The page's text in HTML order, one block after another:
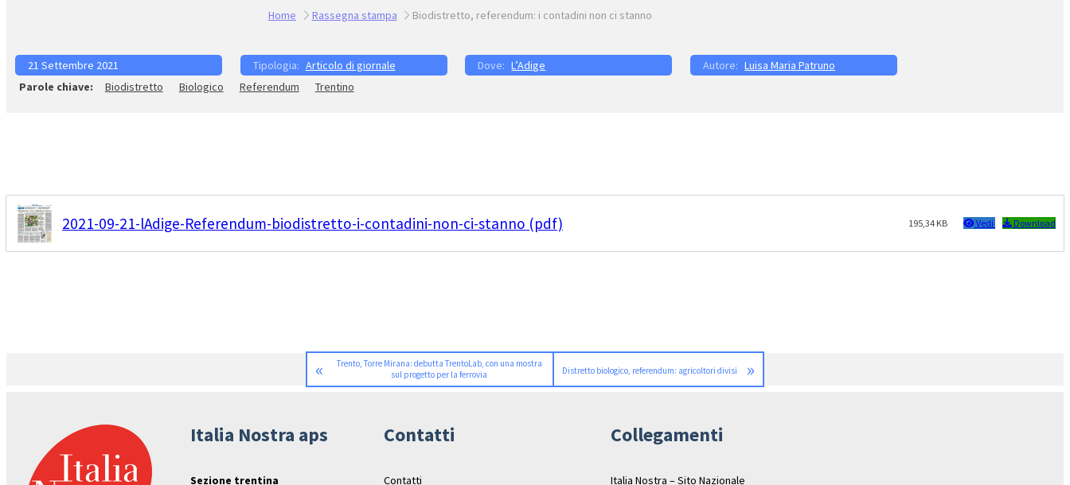
Home Rassegna stampa Biodistretto, referendum: i contadini non ci stanno
21 Settembre 2021 Articolo di giornale L’Adige
Luisa Maria Patruno
Biodistretto
Biologico Referendum Trentino
2021-09-21-lAdige-Referendum-biodistretto-i-contadini-non-ci-stanno (pdf) 195,34 KB Vedi Download
«
Trento, Torre Mirana: debutta TrentoLab, con una mostra
sul progetto per la ferrovia
Distretto biologico, referendum: agricoltori divisi »
Italia Nostra aps
Sezione trentina
Contatti
Contatti
Collegamenti
Italia Nostra – Sito Nazionale